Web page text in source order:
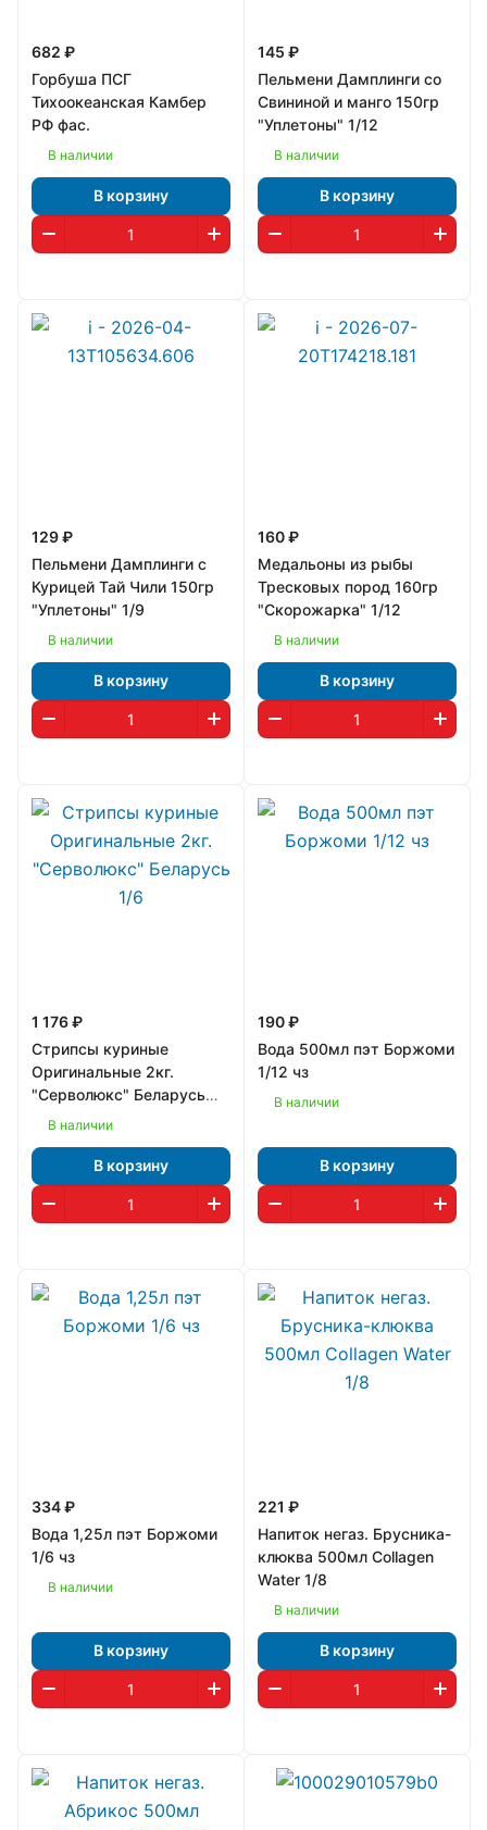
682 ₽
Горбуша ПСГ
Тихоокеанская Камбер
РФ фас.
В наличии
В корзину
145 ₽
Пельмени Дамплинги со
Свининой и манго 150гр
"Уплетоны" 1/12
В наличии
В корзину
129 ₽
Пельмени Дамплинги с
Курицей Тай Чили 150гр
"Уплетоны" 1/9
В наличии
В корзину
160 ₽
Медальоны из рыбы
Тресковых пород 160гр
"Скорожарка" 1/12
В наличии
В корзину
1 176 ₽
Стрипсы куриные
Оригинальные 2кг.
"Серволюкс" Беларусь
1/6В наличии
В корзину
190 ₽
Вода 500мл пэт Боржоми
1/12 чз
В наличии
В корзину
334 ₽
Вода 1,25л пэт Боржоми
1/6 чз
В наличии
В корзину
221 ₽
Напиток негаз. Брусника-
клюква 500мл Collagen
Water 1/8
В наличии
В корзину